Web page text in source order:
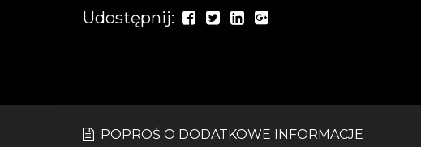
Udostępnij:
POPROŚ O DODATKOWE INFORMACJE